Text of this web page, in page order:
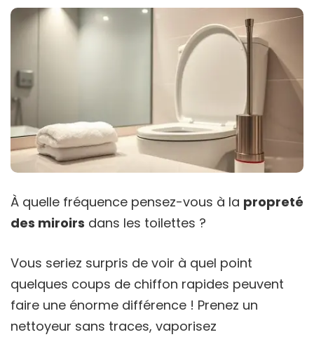
À quelle fréquence pensez-vous à la propreté
des miroirs dans les toilettes ?
Vous seriez surpris de voir à quel point
quelques coups de chiffon rapides peuvent
faire une énorme différence ! Prenez un
nettoyeur sans traces, vaporisez